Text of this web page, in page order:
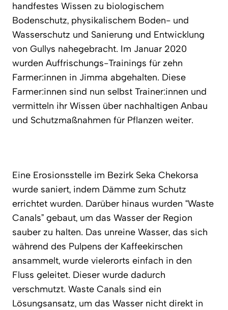
handfestes Wissen zu biologischem
Bodenschutz, physikalischem Boden- und
Wasserschutz und Sanierung und Entwicklung
von Gullys nahegebracht. Im Januar 2020
wurden Auffrischungs-Trainings für zehn
Farmer:innen in Jimma abgehalten. Diese
Farmer:innen sind nun selbst Trainer:innen und
vermitteln ihr Wissen über nachhaltigen Anbau
und Schutzmaßnahmen für Pflanzen weiter.
Eine Erosionsstelle im Bezirk Seka Chekorsa
wurde saniert, indem Dämme zum Schutz
errichtet wurden. Darüber hinaus wurden “Waste
Canals” gebaut, um das Wasser der Region
sauber zu halten. Das unreine Wasser, das sich
während des Pulpens der Kaffeekirschen
ansammelt, wurde vielerorts einfach in den
Fluss geleitet. Dieser wurde dadurch
verschmutzt. Waste Canals sind ein
Lösungsansatz, um das Wasser nicht direkt in